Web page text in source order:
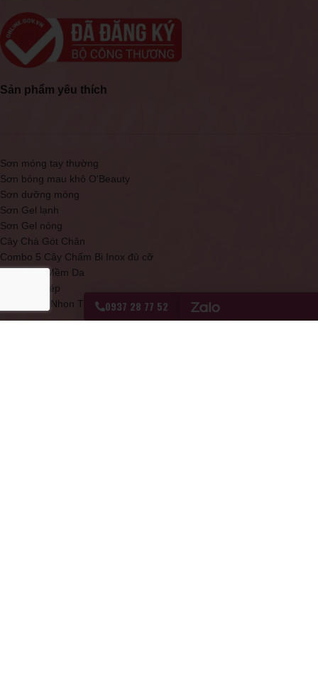
Sản phẩm yêu thích
Sơn móng tay thường
Sơn bóng mau khô O'Beauty
Sơn dưỡng móng
Sơn Gel lạnh
Sơn Gel nóng
Cây Chà Gót Chân
Combo 5 Cây Chấm Bi Inox đủ cỡ
Kem Làm Mềm Da
Kềm mạ thép
Móng Que Nhọn Tập Sơn0937 28 77 52